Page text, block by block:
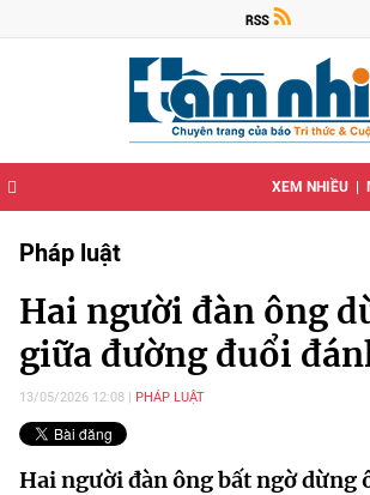
XEM NHIỀU
Pháp luật
Hai người đàn ông
giữa đường đuổi
13/05/2026 12:08 PHÁP LUẬT
Hai người đàn ông bất ngờ dừng